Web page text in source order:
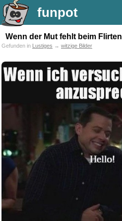
funpot
Wenn der Mut fehlt beim Flirten
Gefunden in Lustiges → witzige Bilder